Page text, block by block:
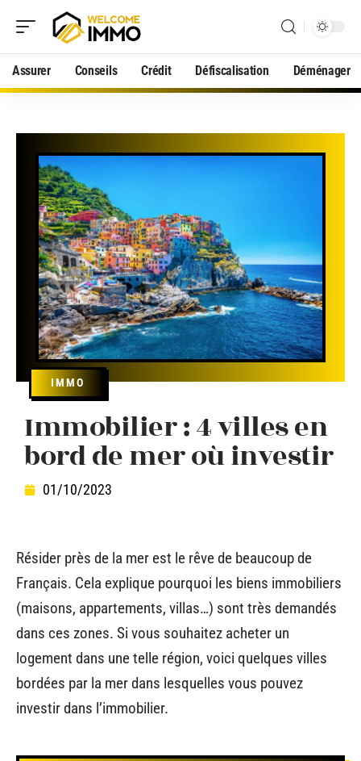
Assurer Conseils Crédit Défiscalisation Déménager
IMMO
Immobilier : 4 villes en
bord de mer où investir
01/10/2023
Résider près de la mer est le rêve de beaucoup de
Français. Cela explique pourquoi les biens immobiliers
(maisons, appartements, villas…) sont très demandés
dans ces zones. Si vous souhaitez acheter un
logement dans une telle région, voici quelques villes
bordées par la mer dans lesquelles vous pouvez
investir dans l’immobilier.